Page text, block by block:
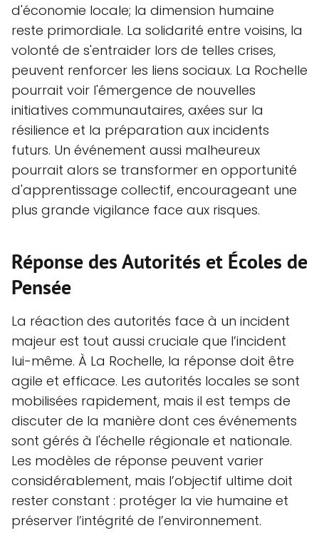
d'économie locale; la dimension humaine
reste primordiale. La solidarité entre voisins, la
volonté de s'entraider lors de telles crises,
peuvent renforcer les liens sociaux. La Rochelle
pourrait voir l'émergence de nouvelles
initiatives communautaires, axées sur la
résilience et la préparation aux incidents
futurs. Un événement aussi malheureux
pourrait alors se transformer en opportunité
d'apprentissage collectif, encourageant une
plus grande vigilance face aux risques.
Réponse des Autorités et Écoles de
Pensée
La réaction des autorités face à un incident
majeur est tout aussi cruciale que l’incident
lui-même. À La Rochelle, la réponse doit être
agile et efficace. Les autorités locales se sont
mobilisées rapidement, mais il est temps de
discuter de la manière dont ces événements
sont gérés à l'échelle régionale et nationale.
Les modèles de réponse peuvent varier
considérablement, mais l’objectif ultime doit
rester constant : protéger la vie humaine et
préserver l’intégrité de l’environnement.